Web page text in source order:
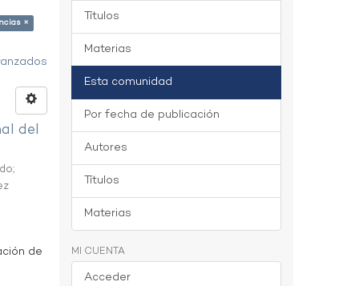
×
del
;
de
Títulos
Materias
Esta comunidad
Por fecha de publicación
Autores
Títulos
Materias
MI CUENTA
Acceder